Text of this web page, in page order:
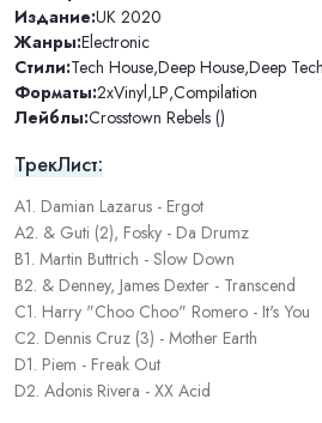
Издание:UK 2020
Жанры:Electronic
Стили:Tech House,Deep House,Deep
Форматы:2xVinyl,LP,Compilation
Лейблы:Crosstown Rebels ()
ТрекЛист:
A1. Damian Lazarus - Ergot
A2. & Guti (2), Fosky - Da Drumz
B1. Martin Buttrich - Slow Down
B2. & Denney, James Dexter - Transcend
C1. Harry "Choo Choo" Romero - It's You
C2. Dennis Cruz (3) - Mother Earth
D1. Piem - Freak Out
D2. Adonis Rivera - XX Acid